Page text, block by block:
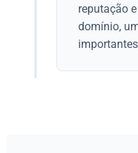
reputação
domínio,